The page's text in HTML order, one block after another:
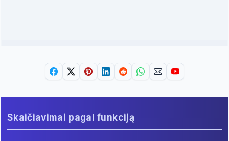
Skaičiavimai pagal funkciją